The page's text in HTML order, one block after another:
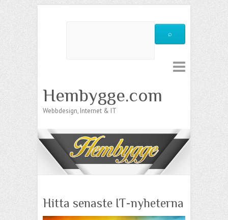
Hembygge.com
Webbdesign, Internet & IT
Hitta senaste IT-nyheterna